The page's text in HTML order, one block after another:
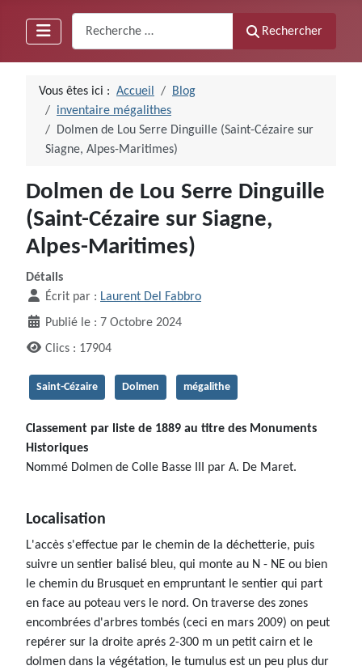
Rechercher
Vous êtes ici : Accueil
Blog
inventaire mégalithes
Dolmen de Lou Serre Dinguille (Saint-Cézaire sur
Siagne, Alpes-Maritimes)
Dolmen de Lou Serre Dinguille
(Saint-Cézaire sur Siagne,
Alpes-Maritimes)
Détails
Écrit par : Laurent Del Fabbro
Publié le : 7 Octobre 2024
Clics : 17904
Saint-Cézaire Dolmen mégalithe
Classement par liste de 1889 au titre des Monuments
Historiques
Nommé Dolmen de Colle Basse III par A. De Maret.
Localisation
L'accès s'effectue par le chemin de la déchetterie, puis
suivre un sentier balisé bleu, qui monte au N - NE ou bien
le chemin du Brusquet en empruntant le sentier qui part
en face au poteau vers le nord. On traverse des zones
encombrées d'arbres tombés (ceci en mars 2009) on peut
repérer sur la droite aprés 2-300 m un petit cairn et le
dolmen dans la végétation, le tumulus est un peu plus dur